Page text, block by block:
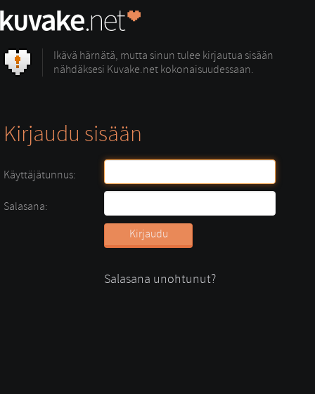
Ikävä härnätä, mutta sinun tulee kirjautua sisään
nähdäksesi Kuvake.net kokonaisuudessaan.
Kirjaudu sisään
Käyttäjätunnus:
Salasana:
Salasana unohtunut?